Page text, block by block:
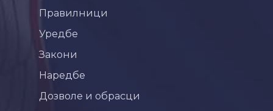
Правилници
Уредбе
Закони
Наредбе
Дозволе и обрасци